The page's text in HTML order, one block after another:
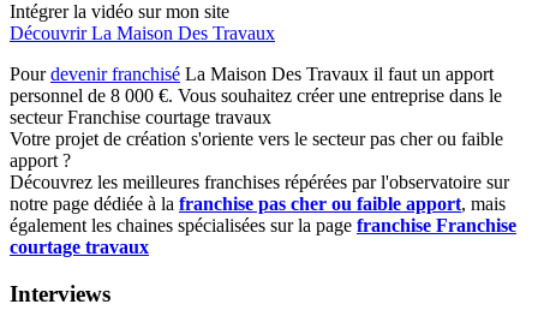
Intégrer la vidéo sur mon site
Découvrir La Maison Des Travaux
Pourdevenir franchisé La Maison Des Travaux il faut un apport
personnel de 8 000 €. Vous souhaitez créer une entreprise dans le
secteur Franchise courtage travaux
Votre projet de création s'oriente vers le secteur pas cher ou faible
apport ?
Découvrez les meilleures franchises répérées par l'observatoire sur
notre page dédiée à la franchise pas cher ou faible apport, mais
également les chaines spécialisées sur la page franchise Franchise
courtage travaux
Interviews